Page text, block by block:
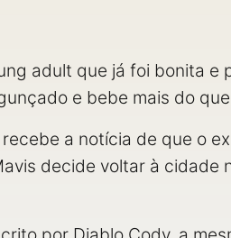
adult que já foi bonita e
e bebe mais do
a notícia de que o
decide voltar à